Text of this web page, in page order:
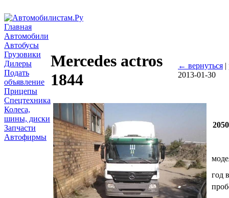
Главная
Автомобили
Автобусы
Грузовики
Дилеры
Подать
объявление
Прицепы
Спецтехника
Колеса,
шины, диски
Запчасти
Автофирмы
Mercedes actros
1844
← вернуться |
2013-01-30
год